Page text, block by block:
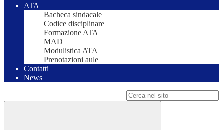
ATA
Bacheca sindacale
Codice disciplinare
Formazione ATA
MAD
Modulistica ATA
Prenotazioni aule
Contatti
News